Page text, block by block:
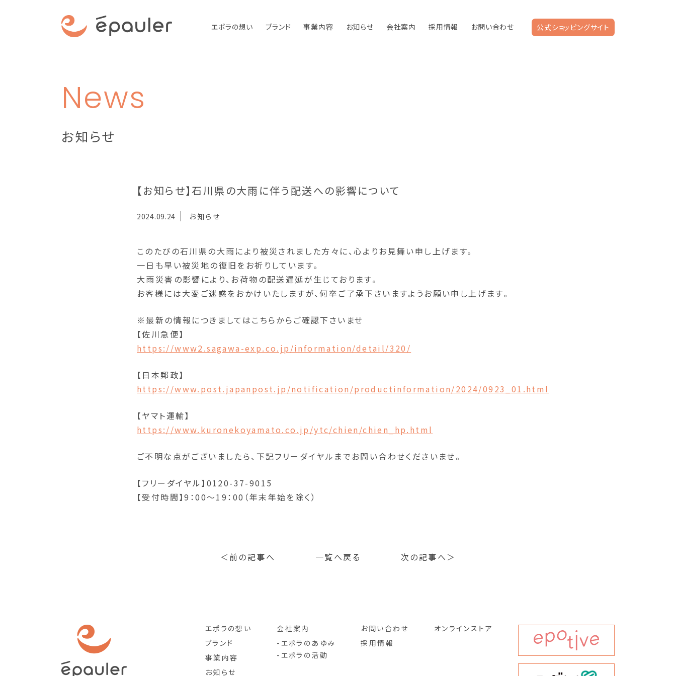
エポラの想い ブランド 事業内容 お知らせ 会社案内 採用情報 お問い合わせ 公式ショッピングサイト
News
お知らせ
【お知らせ】石川県の大雨に伴う配送への影響について
2024.09.24 お知らせ
このたびの石川県の大雨により被災されました方々に、心よりお見舞い申し上げます。
一日も早い被災地の復旧をお祈りしています。
大雨災害の影響により、お荷物の配送遅延が生じております。
お客様には大変ご迷惑をおかけいたしますが、何卒ご了承下さいますようお願い申し上げます。
※最新の情報につきましてはこちらからご確認下さいませ
【佐川急便】
https://www2.sagawa-exp.co.jp/information/detail/320/
【日本郵政】
https://www.post.japanpost.jp/notification/productinformation/2024/0923_01.html
【ヤマト運輸】
https://www.kuronekoyamato.co.jp/ytc/chien/chien_hp.html
ご不明な点がございましたら、下記フリーダイヤルまでお問い合わせくださいませ。
【フリーダイヤル】0120-37-9015
【受付時間】9：00～19：00（年末年始を除く）
＜前の記事へ 一覧へ戻る 次の記事へ＞
エポラの想い
ブランド
事業内容
お知らせ
会社案内
エポラのあゆみ
エポラの活動
お問い合わせ
採用情報
オンラインストア